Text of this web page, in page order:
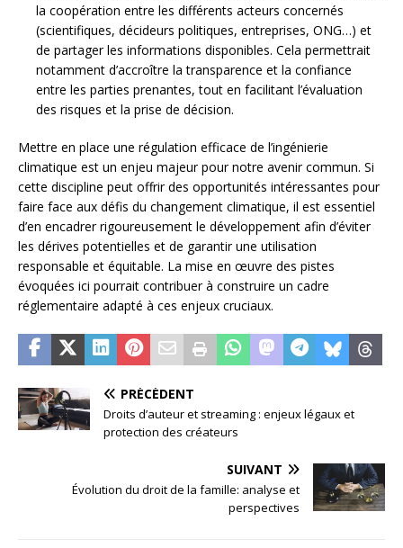
la coopération entre les différents acteurs concernés
(scientifiques, décideurs politiques, entreprises, ONG…) et
de partager les informations disponibles. Cela permettrait
notamment d’accroître la transparence et la confiance
entre les parties prenantes, tout en facilitant l’évaluation
des risques et la prise de décision.
Mettre en place une régulation efficace de l’ingénierie
climatique est un enjeu majeur pour notre avenir commun. Si
cette discipline peut offrir des opportunités intéressantes pour
faire face aux défis du changement climatique, il est essentiel
d’en encadrer rigoureusement le développement afin d’éviter
les dérives potentielles et de garantir une utilisation
responsable et équitable. La mise en œuvre des pistes
évoquées ici pourrait contribuer à construire un cadre
réglementaire adapté à ces enjeux cruciaux.
PRÉCÉDENT
Droits d’auteur et streaming : enjeux légaux et
protection des créateurs
SUIVANT
Évolution du droit de la famille: analyse et
perspectives